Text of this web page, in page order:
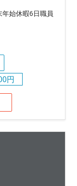
年始休暇6日職員
円